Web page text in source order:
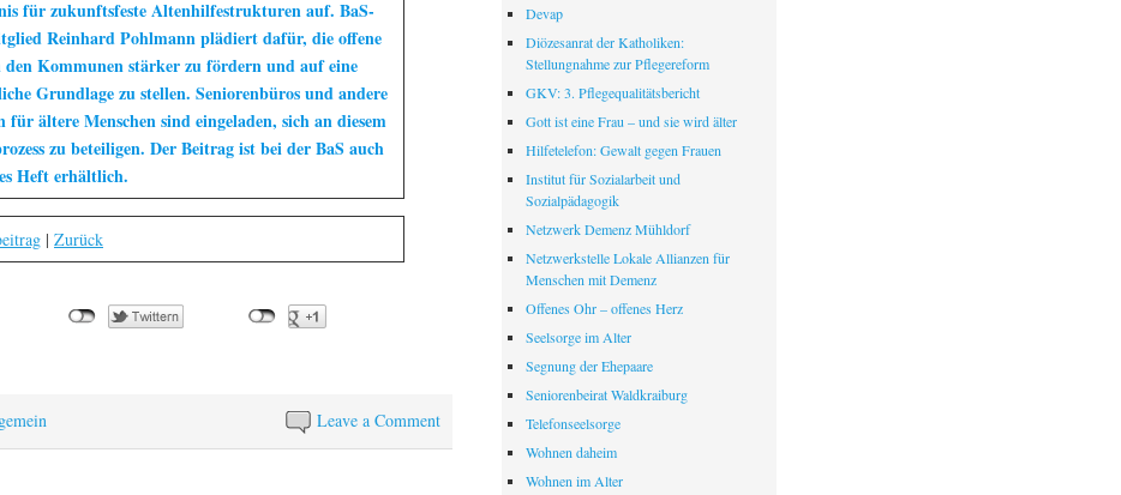
für zukunftsfeste Altenhilfestrukturen auf. BaS-
Reinhard Pohlmann plädiert dafür, die offene
Kommunen stärker zu fördern und auf eine
Grundlage zu stellen. Seniorenbüros und andere
für ältere Menschen sind eingeladen, sich an diesem
zu beteiligen. Der Beitrag ist bei der BaS auch
Heft erhältlich.
| Zurück
Leave a Comment
Devap
Diözesanrat der Katholiken:
Stellungnahme zur Pflegereform
GKV: 3. Pflegequalitätsbericht
Gott ist eine Frau – und sie wird älter
Hilfetelefon: Gewalt gegen Frauen
Institut für Sozialarbeit und
Sozialpädagogik
Netzwerk Demenz Mühldorf
Netzwerkstelle Lokale Allianzen für
Menschen mit Demenz
Offenes Ohr – offenes Herz
Seelsorge im Alter
Segnung der Ehepaare
Seniorenbeirat Waldkraiburg
Telefonseelsorge
Wohnen daheim
Wohnen im Alter